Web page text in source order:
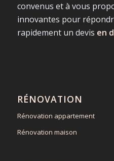
convenus et à vous
innovantes pour
rapidement un devis en
RÉNOVATION
Rénovation appartement
Rénovation maison